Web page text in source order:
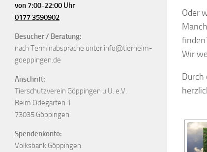
Oder
Wir
Durch
von 7:00-22:00 Uhr
0177 3590902
Besucher / Beratung:
nach Terminabsprache unter info@tierheim-
goeppingen.de
Anschrift:
Tierschutzverein Göppingen u.U. e.V.
Beim Ödegarten 1
73035 Göppingen
Spendenkonto:
Volksbank Göppingen